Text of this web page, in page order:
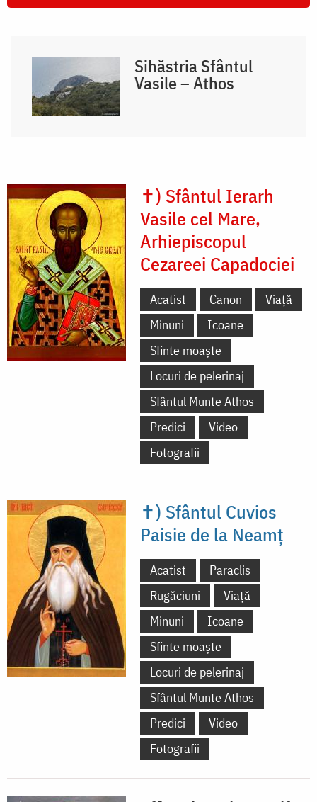
Sihăstria Sfântul
Vasile – Athos
✝) Sfântul Ierarh
Vasile cel Mare,
Arhiepiscopul
Cezareei Capadociei
Acatist Canon
Viață
Minuni
Icoane
Sfinte moaște
Locuri de pelerinaj
Sfântul Munte Athos
Predici
Video
Fotografii
✝) Sfântul Cuvios
Paisie de la Neamț
Acatist
Paraclis
Rugăciuni
Viață
Minuni
Icoane
Sfinte moaște
Locuri de pelerinaj
Sfântul Munte Athos
Predici
Video
Fotografii